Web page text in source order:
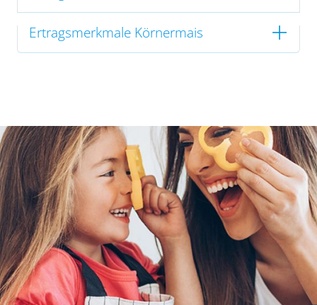
Ertragsmerkmale Körnermais